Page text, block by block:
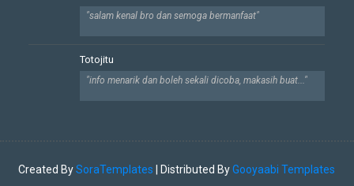
"salam kenal bro dan semoga bermanfaat"
Totojitu
"info menarik dan boleh sekali dicoba, makasih buat..."
Created BySoraTemplates | Distributed ByGooyaabi Templates